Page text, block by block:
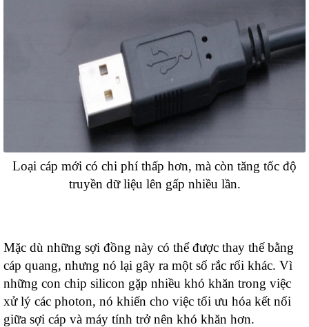
Loại cáp mới có chi phí thấp hơn, mà còn tăng tốc độ
truyền dữ liệu lên gấp nhiều lần.
Mặc dù những sợi đồng này có thể được thay thế bằng
cáp quang, nhưng nó lại gây ra một số rắc rối khác. Vì
những con chip silicon gặp nhiều khó khăn trong việc
xử lý các photon, nó khiến cho việc tối ưu hóa kết nối
giữa sợi cáp và máy tính trở nên khó khăn hơn.